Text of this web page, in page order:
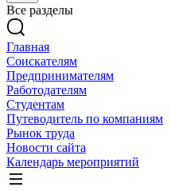
Все разделы
Главная
Соискателям
Предпринимателям
Работодателям
Студентам
Путеводитель по компаниям
Рынок труда
Новости сайта
Календарь мероприятий